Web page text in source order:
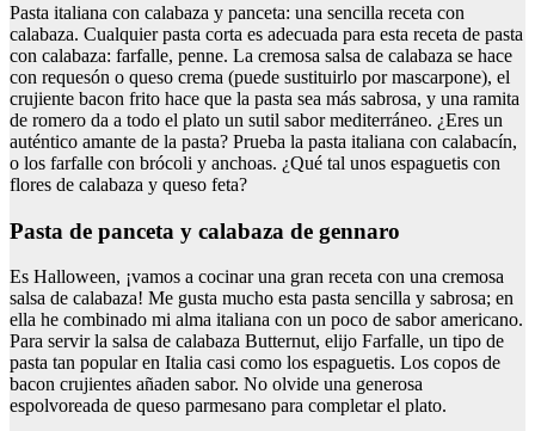
Pasta italiana con calabaza y panceta: una sencilla receta con
calabaza. Cualquier pasta corta es adecuada para esta receta de pasta
con calabaza: farfalle, penne. La cremosa salsa de calabaza se hace
con requesón o queso crema (puede sustituirlo por mascarpone), el
crujiente bacon frito hace que la pasta sea más sabrosa, y una ramita
de romero da a todo el plato un sutil sabor mediterráneo. ¿Eres un
auténtico amante de la pasta? Prueba la pasta italiana con calabacín,
o los farfalle con brócoli y anchoas. ¿Qué tal unos espaguetis con
flores de calabaza y queso feta?
Pasta de panceta y calabaza de gennaro
Es Halloween, ¡vamos a cocinar una gran receta con una cremosa
salsa de calabaza! Me gusta mucho esta pasta sencilla y sabrosa; en
ella he combinado mi alma italiana con un poco de sabor americano.
Para servir la salsa de calabaza Butternut, elijo Farfalle, un tipo de
pasta tan popular en Italia casi como los espaguetis. Los copos de
bacon crujientes añaden sabor. No olvide una generosa
espolvoreada de queso parmesano para completar el plato.